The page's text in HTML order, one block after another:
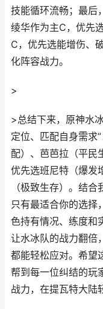
技能循环流畅；最后
绫华作为主C，优先
C，优先选能增伤、
化阵容战力。
>
>总结下来，原神水
定位、匹配自身需求
配）、芭芭拉（平民
优先选班尼特（爆发
（极致生存）。结合
只有最适合你的选择
色持有情况、练度和
让水冰队的战力翻倍
都能轻松应对。希望
帮到每一位纠结的玩
战力，在提瓦特大陆